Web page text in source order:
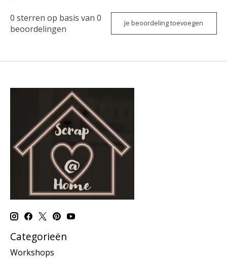
0 sterren op basis van 0
beoordelingen
Je beoordeling toevoegen
Categorieën
Workshops